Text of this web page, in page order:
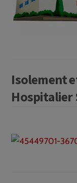
Isolement
Hospitalier